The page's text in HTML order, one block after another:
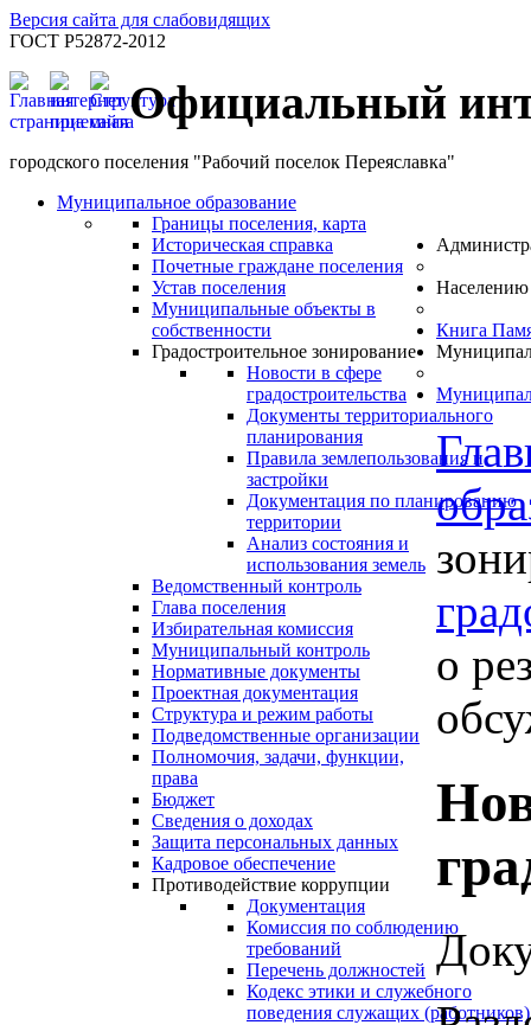
Версия сайта для слабовидящих
ГОСТ Р52872-2012
Официальный
городского поселения "Рабочий поселок Переяславка"
Муниципальное образование
Границы поселения, карта
Историческая справка
Почетные граждане поселения
Устав поселения
Муниципальные объекты в
собственности
Градостроительное зонирование
Новости в сфере
градостроительства
Документы территориального
планирования
Правила землепользования и
застройки
Документация по планированию
территории
Анализ состояния и
использования земель
Ведомственный контроль
Глава поселения
Избирательная комиссия
Муниципальный контроль
Нормативные документы
Проектная документация
Структура и режим работы
Подведомственные организации
Полномочия, задачи, функции,
права
Бюджет
Сведения о доходах
Защита персональных данных
Кадровое обеспечение
Противодействие коррупции
Документация
Комиссия по соблюдению
требований
Перечень должностей
Кодекс этики и служебного
поведения служащих (работников)
Населению
Книга
о